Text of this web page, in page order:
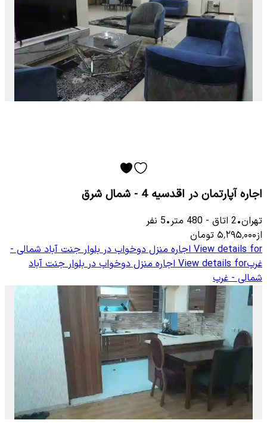
اجاره آپارتمان در اقدسیه 4 - شمال شرق
تهران•
2 اتاق -
480 متر•
5 نفر
از۵٬۲۹۵٬۰۰۰ تومان
View details for اجاره منزل دوخواب در بلوار جنت آباد شمالی -
غربView details for اجاره منزل دوخواب در بلوار جنت آباد
شمالی - غرب